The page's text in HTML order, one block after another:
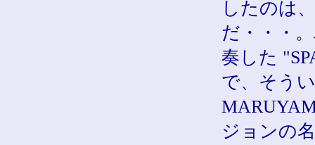
したのは
だ・・・
奏した
で、そう
ジョンの